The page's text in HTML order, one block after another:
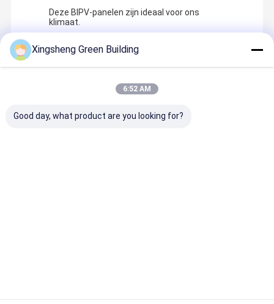
Deze BIPV-panelen zijn ideaal voor ons
klimaat.
Aanbevolen Producten
Xingsheng Green Building
6:52 AM
Good day, what product are you looking for?